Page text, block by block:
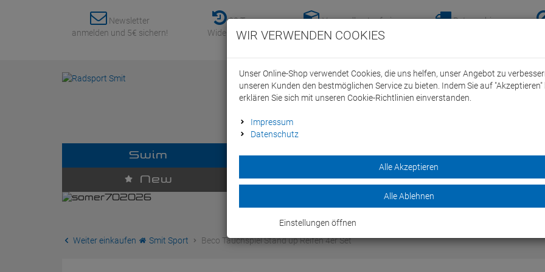
Newsletter
anmelden und 5€ sichern!
30 Tage
Widerrufsrecht
Versandkostenfreie-
Lieferung nach
Retoure hier
Swim Dein Swim Team Bike
New Marken Sale
Weiter einkaufen Smit Sport Beco Tauchspiel Stand up Reifen 4er Set
WIR VERWENDEN COOKIES
Unser Online-Shop verwendet Cookies, die uns helfen, unser Angebot zu
unseren Kunden den bestmöglichen Service zu bieten. Indem Sie auf "Akzeptieren"
erklären Sie sich mit unseren Cookie-Richtlinien einverstanden.
Impressum
Datenschutz
Alle Akzeptieren
Alle Ablehnen
Einstellungen öffnen